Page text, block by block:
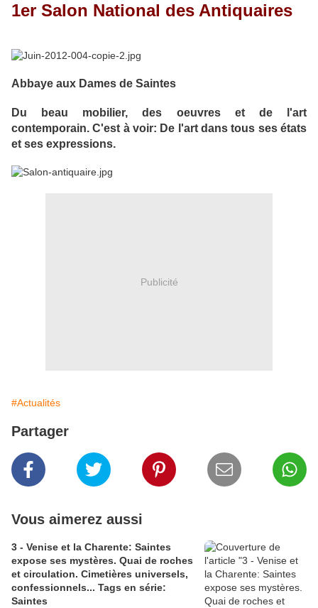
1er Salon National des Antiquaires
Abbaye aux Dames de Saintes
Du beau mobilier, des oeuvres et de l'art
contemporain. C'est à voir: De l'art dans tous ses états
et ses expressions.
Publicité
#Actualités
Partager
Vous aimerez aussi
3 - Venise et la Charente: Saintes
expose ses mystères. Quai de roches
et circulation. Cimetières universels,
confessionnels... Tags en série:
Saintes